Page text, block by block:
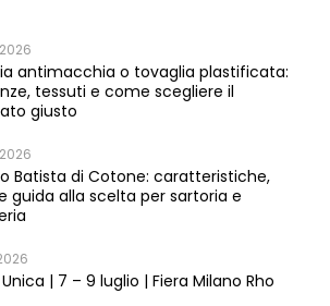
antimacchia o tovaglia plastificata:
tessuti e come scegliere il
giusto
Batista di Cotone: caratteristiche,
guida alla scelta per sartoria e
| 7 – 9 luglio | Fiera Milano Rho